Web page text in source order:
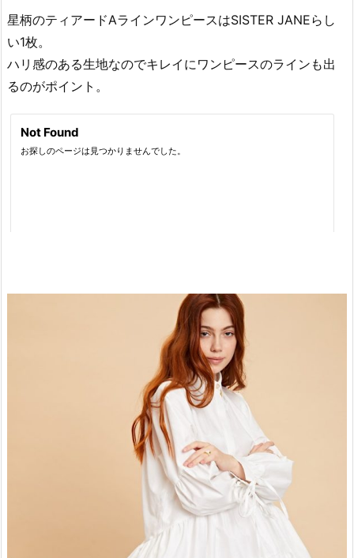
星柄のティアードAラインワンピースはSISTER JANEらし
い1枚。
ハリ感のある生地なのでキレイにワンピースのラインも出
るのがポイント。